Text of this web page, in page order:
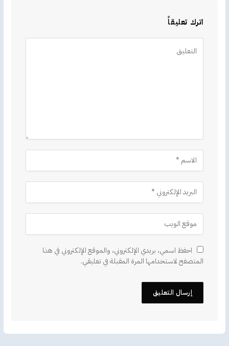
اترك تعليقاً
احفظ اسمي، بريدي الإلكتروني، والموقع الإلكتروني في هذا
المتصفح لاستخدامها المرة المقبلة في تعليقي.